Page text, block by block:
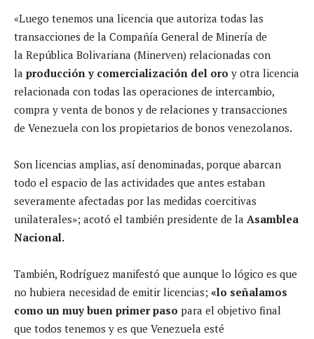
«Luego tenemos una licencia que autoriza todas las
transacciones de la Compañía General de Minería de
la República Bolivariana (Minerven) relacionadas con
la producción y comercialización del oro y otra licencia
relacionada con todas las operaciones de intercambio,
compra y venta de bonos y de relaciones y transacciones
de Venezuela con los propietarios de bonos venezolanos.
Son licencias amplias, así denominadas, porque abarcan
todo el espacio de las actividades que antes estaban
severamente afectadas por las medidas coercitivas
unilaterales»; acotó el también presidente de la Asamblea
Nacional.
También, Rodríguez manifestó que aunque lo lógico es que
no hubiera necesidad de emitir licencias; «lo señalamos
como un muy buen primer paso para el objetivo final
que todos tenemos y es que Venezuela esté